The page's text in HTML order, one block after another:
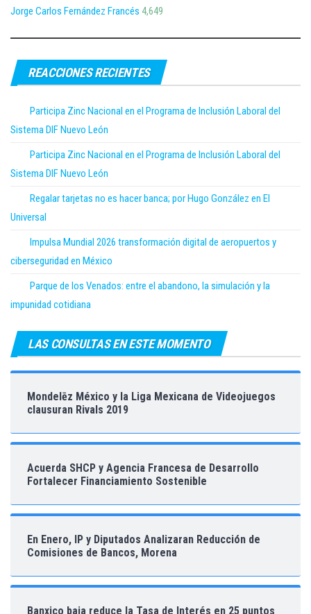
Jorge Carlos Fernández Francés 4,649
REACCIONES RECIENTES
Participa Zinc Nacional en el Programa de Inclusión Laboral del
Sistema DIF Nuevo León
Participa Zinc Nacional en el Programa de Inclusión Laboral del
Sistema DIF Nuevo León
Regalar tarjetas no es hacer banca; por Hugo González en El
Universal
Impulsa Mundial 2026 transformación digital de aeropuertos y
ciberseguridad en México
Parque de los Venados: entre el abandono, la simulación y la
impunidad cotidiana
LAS CONSULTAS EN ESTE MOMENTO
Mondelēz México y la Liga Mexicana de Videojuegos
clausuran Rivals 2019
Acuerda SHCP y Agencia Francesa de Desarrollo
Fortalecer Financiamiento Sostenible
En Enero, IP y Diputados Analizaran Reducción de
Comisiones de Bancos, Morena
Banxico baja reduce la Tasa de Interés en 25 puntos